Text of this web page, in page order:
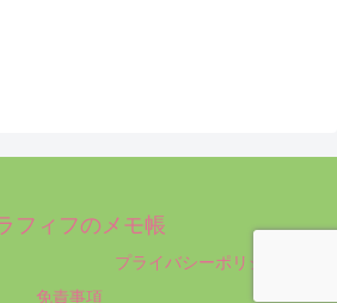
フィフのメモ帳
プライバシーポリシー
免責事項